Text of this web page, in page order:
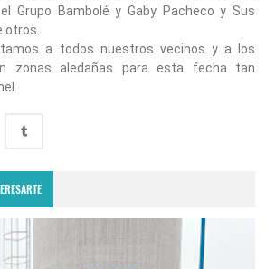
Grupo Bambolé y Gaby Pacheco y Sus
otros.
a todos nuestros vecinos y a los
zonas aledañas para esta fecha tan